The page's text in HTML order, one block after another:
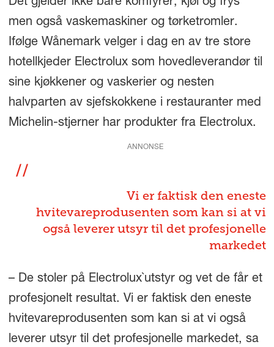
Det gjelder ikke bare komfyrer, kjøl og frys
men også vaskemaskiner og tørketromler.
Ifølge Wånemark velger i dag en av tre store
hotellkjeder Electrolux som hovedleverandør til
sine kjøkkener og vaskerier og nesten
halvparten av sjefskokkene i restauranter med
Michelin-stjerner har produkter fra Electrolux.
ANNONSE
Vi er faktisk den eneste
hvitevareprodusenten som kan si at vi
også leverer utsyr til det profesjonelle
markedet
– De stoler på Electrolux`utstyr og vet de får et
profesjonelt resultat. Vi er faktisk den eneste
hvitevareprodusenten som kan si at vi også
leverer utsyr til det profesjonelle markedet, sa